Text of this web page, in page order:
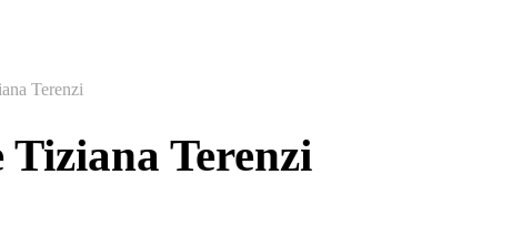
Terenzi
Terenzi